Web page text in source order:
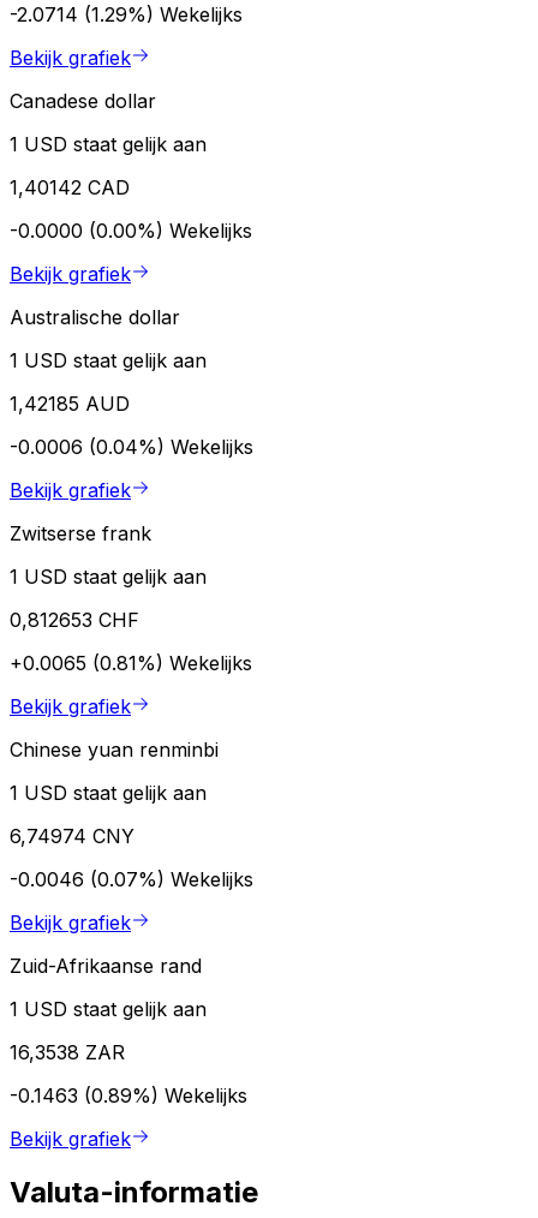
-2.0714 (1.29%) Wekelijks
Bekijk grafiek
Canadese dollar
1 USD staat gelijk aan
1,40142 CAD
-0.0000 (0.00%) Wekelijks
Bekijk grafiek
Australische dollar
1 USD staat gelijk aan
1,42185 AUD
-0.0006 (0.04%) Wekelijks
Bekijk grafiek
Zwitserse frank
1 USD staat gelijk aan
0,812653 CHF
+0.0065 (0.81%) Wekelijks
Bekijk grafiek
Chinese yuan renminbi
1 USD staat gelijk aan
6,74974 CNY
-0.0046 (0.07%) Wekelijks
Bekijk grafiek
Zuid-Afrikaanse rand
1 USD staat gelijk aan
16,3538 ZAR
-0.1463 (0.89%) Wekelijks
Bekijk grafiek
Valuta-informatie